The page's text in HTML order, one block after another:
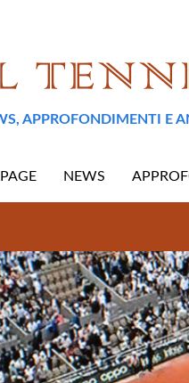
APPROFONDIMENTI E
NEWS